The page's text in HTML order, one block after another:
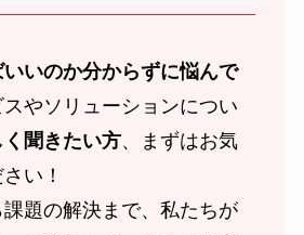
いのか分からずに悩んで
やソリューションについ
聞きたい方、まずはお気
い！
題の解決まで、私たちが